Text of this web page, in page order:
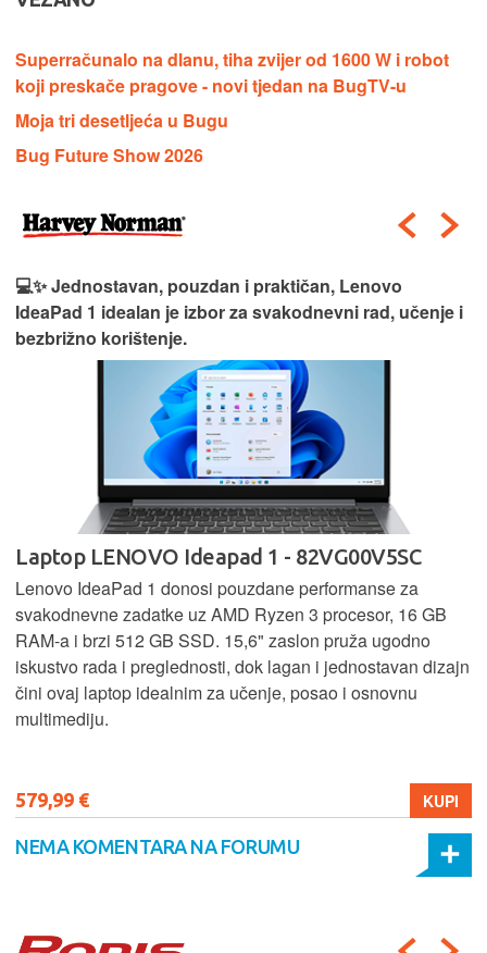
Superračunalo na dlanu, tiha zvijer od 1600 W i robot
koji preskače pragove - novi tjedan na BugTV-u
Moja tri desetljeća u Bugu
Bug Future Show 2026
💻✨ Jednostavan, pouzdan i praktičan, Lenovo
IdeaPad 1 idealan je izbor za svakodnevni rad, učenje i
bezbrižno korištenje.
Laptop LENOVO Ideapad 1 - 82VG00V5SC
Lenovo IdeaPad 1 donosi pouzdane performanse za
svakodnevne zadatke uz AMD Ryzen 3 procesor, 16 GB
RAM-a i brzi 512 GB SSD. 15,6" zaslon pruža ugodno
iskustvo rada i preglednosti, dok lagan i jednostavan dizajn
čini ovaj laptop idealnim za učenje, posao i osnovnu
multimediju.
579,99 € KUPI
NEMA KOMENTARA NA FORUMU